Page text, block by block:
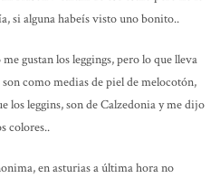
si alguna habeís visto uno bonito..
gustan los leggings, pero lo que lleva
como medias de piel de melocotón,
los leggins, son de Calzedonia y me dijo
colores..
en asturias a última hora no